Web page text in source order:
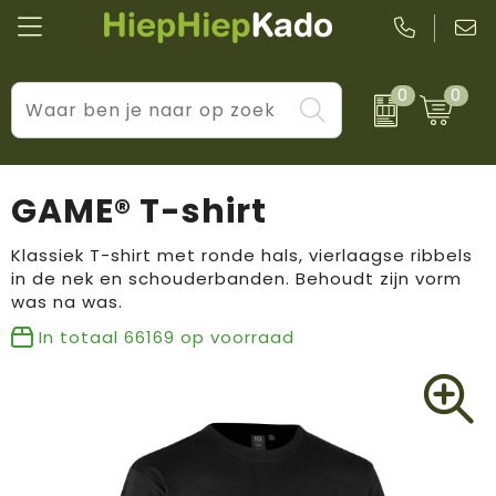
0 0
Kantoor & schrijfwaren
Tassen & reizen
Huis, tuin & keuken
Kleding & accessoires
Sport & vrije tijd
Levensstijl
BIC
Brandflavours
Camelbak
LogoSeat
GAME® T-shirt
Klassiek T-shirt met ronde hals, vierlaagse ribbels
in de nek en schouderbanden. Behoudt zijn vorm
was na was.
In totaal 66169 op voorraad